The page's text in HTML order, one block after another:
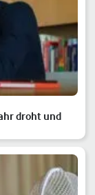
droht und